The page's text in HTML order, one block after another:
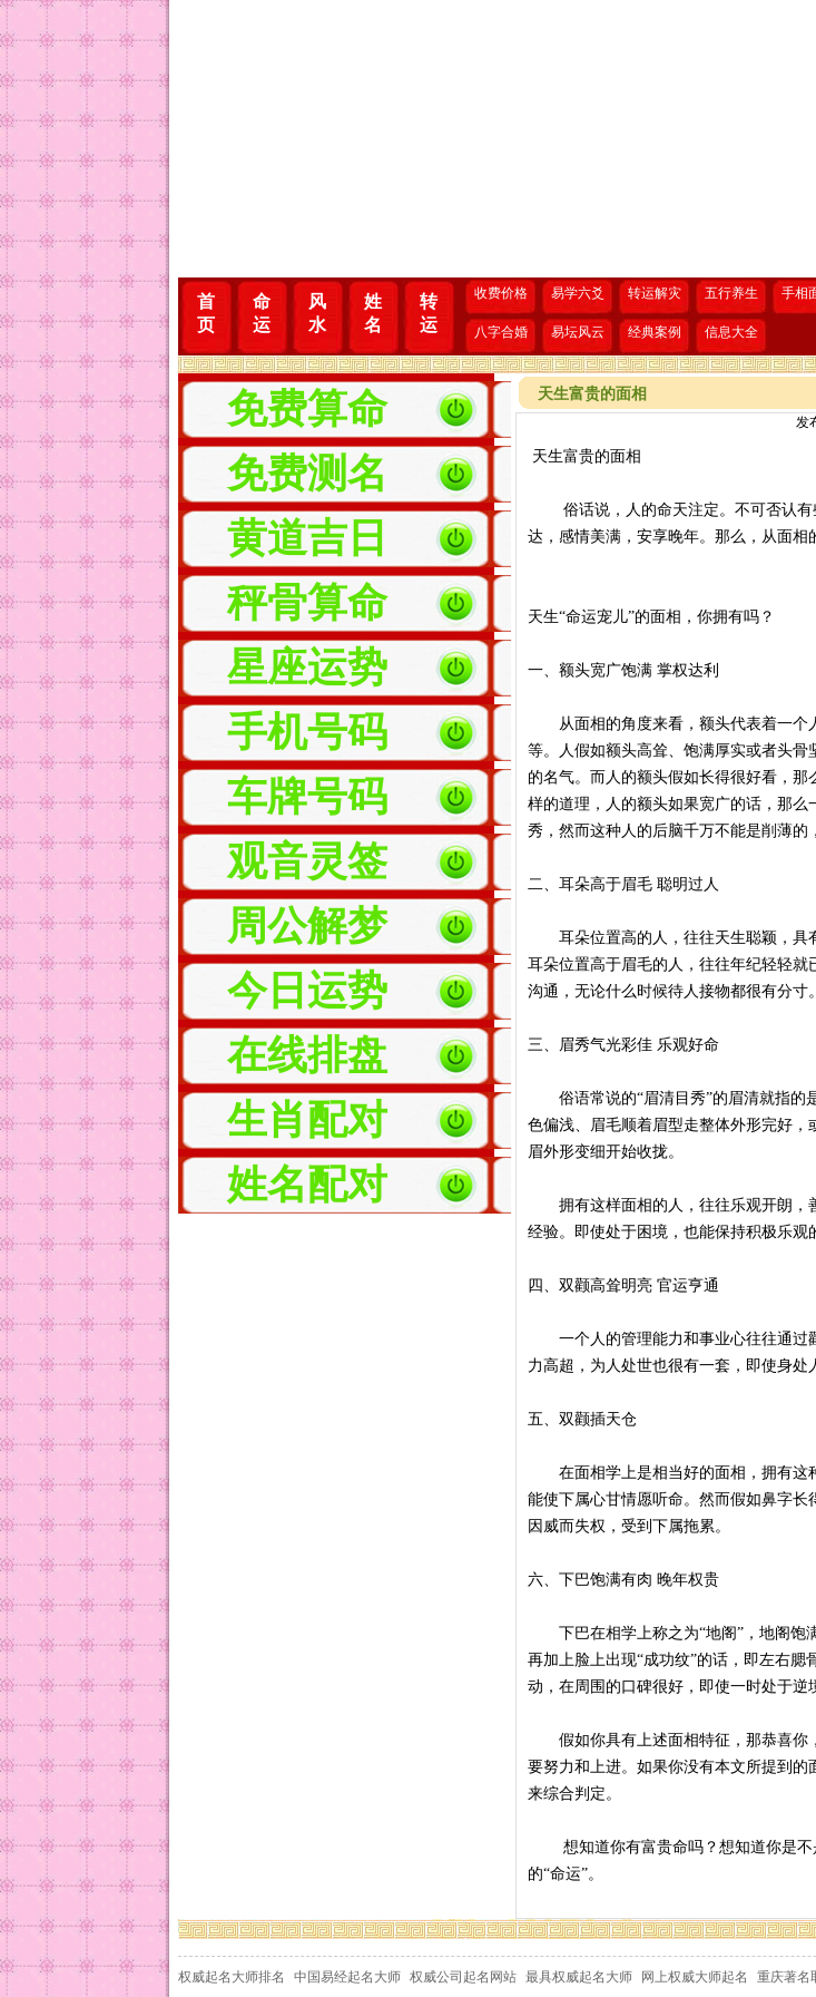
首
页
命
运
风
水
姓
名
转
运
收费价格 易学六爻 转运解灾 五行养生 手相
八字合婚 易坛风云 经典案例 信息大全
免费算命
免费测名
黄道吉日
秤骨算命
星座运势
手机号码
车牌号码
观音灵签
周公解梦
今日运势
在线排盘
生肖配对
姓名配对
天生富贵的面相
发
天生富贵的面相
俗话说，人的命天注定。不可否认有
达，感情美满，安享晚年。那么，从面相
天生“命运宠儿”的面相，你拥有吗？
一、额头宽广饱满 掌权达利
从面相的角度来看，额头代表着一个
等。人假如额头高耸、饱满厚实或者头
的名气。而人的额头假如长得很好看，
样的道理，人的额头如果宽广的话，那
秀，然而这种人的后脑千万不能是削薄的
二、耳朵高于眉毛 聪明过人
耳朵位置高的人，往往天生聪颖，具有
耳朵位置高于眉毛的人，往往年纪轻轻
沟通，无论什么时候待人接物都很有分寸
三、眉秀气光彩佳 乐观好命
俗语常说的“眉清目秀”的眉清就指的
色偏浅、眉毛顺着眉型走整体外形完好
眉外形变细开始收拢。
拥有这样面相的人，往往乐观开朗，
经验。即使处于困境，也能保持积极乐观
四、双颧高耸明亮 官运亨通
一个人的管理能力和事业心往往通过
力高超，为人处世也很有一套，即使身处
五、双颧插天仓
在面相学上是相当好的面相，拥有这
能使下属心甘情愿听命。然而假如鼻字
因威而失权，受到下属拖累。
六、下巴饱满有肉 晚年权贵
下巴在相学上称之为“地阁”，地阁饱
再加上脸上出现“成功纹”的话，即左右
动，在周围的口碑很好，即使一时处于逆
假如你具有上述面相特征，那恭喜你
要努力和上进。如果你没有本文所提到的
来综合判定。
想知道你有富贵命吗？想知道你是不
的“命运”。
权威起名大师排名 中国易经起名大师 权威公司起名网站 最具权威起名大师 网上权威大师起名 重庆著名